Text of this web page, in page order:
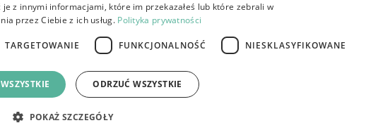
je z innymi informacjami, które im przekazałeś lub które zebrali w
przez Ciebie z ich usług. Polityka prywatności
TARGETOWANIE FUNKCJONALNOŚĆ NIESKLASYFIKOWANE
ODRZUĆ WSZYSTKIE
POKAŻ SZCZEGÓŁY